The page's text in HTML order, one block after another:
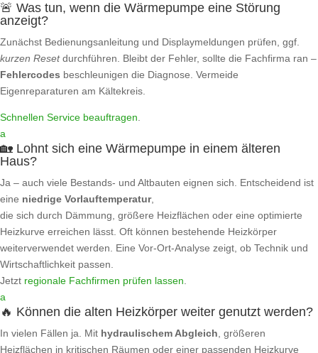
🚨 Was tun, wenn die Wärmepumpe eine Störung
anzeigt?
Zunächst Bedienungsanleitung und Displaymeldungen prüfen, ggf.
kurzen Resetdurchführen. Bleibt der Fehler, sollte die Fachfirma ran –
Fehlercodes beschleunigen die Diagnose. Vermeide
Eigenreparaturen am Kältekreis.
Schnellen Service beauftragen.
a
🏡 Lohnt sich eine Wärmepumpe in einem älteren
Haus?
Ja – auch viele Bestands- und Altbauten eignen sich. Entscheidend ist
eine niedrige Vorlauftemperatur,
die sich durch Dämmung, größere Heizflächen oder eine optimierte
Heizkurve erreichen lässt. Oft können bestehende Heizkörper
weiterverwendet werden. Eine Vor-Ort‑Analyse zeigt, ob Technik und
Wirtschaftlichkeit passen.
Jetzt regionale Fachfirmen prüfen lassen.
a
🔥 Können die alten Heizkörper weiter genutzt werden?
In vielen Fällen ja. Mit hydraulischem Abgleich, größeren
Heizflächen in kritischen Räumen oder einer passenden Heizkurve